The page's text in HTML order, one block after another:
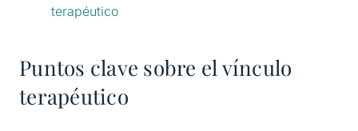
terapéutico
Puntos clave sobre el vínculo
terapéutico